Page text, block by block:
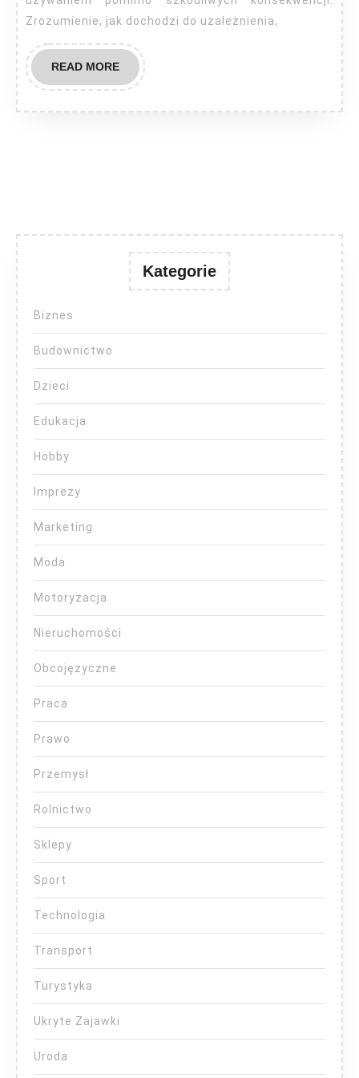
Zrozumienie, jak dochodzi do uzależnienia,
READ MOREREAD
MORE
Kategorie
Biznes
Budownictwo
Dzieci
Edukacja
Hobby
Imprezy
Marketing
Moda
Motoryzacja
Nieruchomości
Obcojęzyczne
Praca
Prawo
Przemysł
Rolnictwo
Sklepy
Sport
Technologia
Transport
Turystyka
Ukryte Zajawki
Uroda